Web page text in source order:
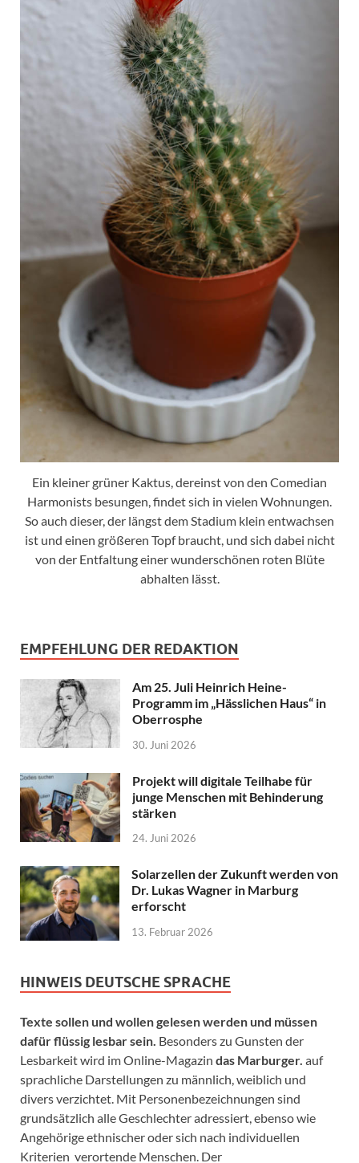
Ein kleiner grüner Kaktus, dereinst von den Comedian
Harmonists besungen, findet sich in vielen Wohnungen.
So auch dieser, der längst dem Stadium klein entwachsen
ist und einen größeren Topf braucht, und sich dabei nicht
von der Entfaltung einer wunderschönen roten Blüte
abhalten lässt.
EMPFEHLUNG DER REDAKTION
Am 25. Juli Heinrich Heine-
Programm im „Hässlichen Haus“ in
Oberrosphe
30. Juni 2026
Projekt will digitale Teilhabe für
junge Menschen mit Behinderung
stärken
24. Juni 2026
Solarzellen der Zukunft werden von
Dr. Lukas Wagner in Marburg
erforscht
13. Februar 2026
HINWEIS DEUTSCHE SPRACHE
Texte sollen und wollen gelesen werden und müssen
dafür flüssig lesbar sein. Besonders zu Gunsten der
Lesbarkeit wird im Online-Magazin das Marburger. auf
sprachliche Darstellungen zu männlich, weiblich und
divers verzichtet. Mit Personenbezeichnungen sind
grundsätzlich alle Geschlechter adressiert, ebenso wie
Angehörige ethnischer oder sich nach individuellen
Kriterien verortende Menschen. Der